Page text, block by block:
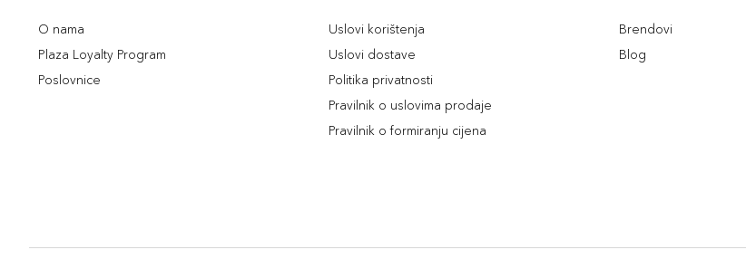
O nama
Plaza Loyalty Program
Poslovnice
Uslovi korištenja
Uslovi dostave
Politika privatnosti
Pravilnik o uslovima prodaje
Pravilnik o formiranju cijena
Brendovi
Blog